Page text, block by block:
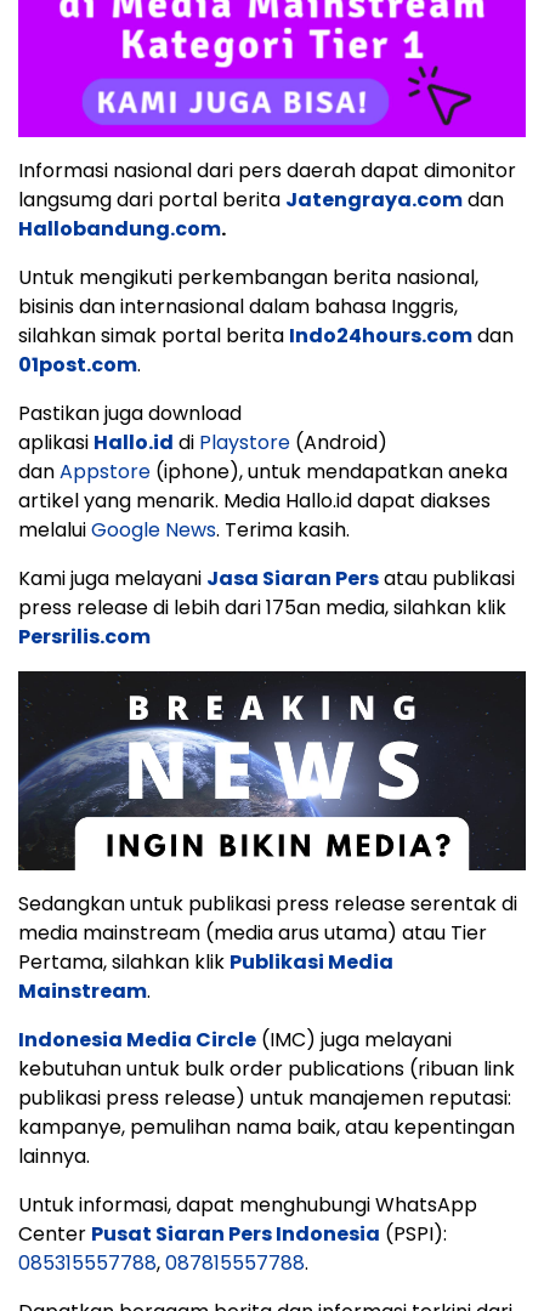
Informasi nasional dari pers daerah dapat dimonitor
langsumg dari portal berita Jatengraya.comdan
Hallobandung.com.
Untuk mengikuti perkembangan berita nasional,
bisinis dan internasional dalam bahasa Inggris,
silahkan simak portal berita Indo24hours.comdan
01post.com.
Pastikan juga download
aplikasi Hallo.id di Playstore (Android)
danAppstore (iphone), untuk mendapatkan aneka
artikel yang menarik. Media Hallo.id dapat diakses
melaluiGoogle News. Terima kasih.
Kami juga melayani Jasa Siaran Persatau publikasi
press release di lebih dari 175an media, silahkan klik
Persrilis.com
Sedangkan untuk publikasi press release serentak di
media mainstream (media arus utama) atau Tier
Pertama, silahkan klik Publikasi Media
Mainstream.
Indonesia Media Circle (IMC) juga melayani
kebutuhan untuk bulk order publications (ribuan link
publikasi press release) untuk manajemen reputasi:
kampanye, pemulihan nama baik, atau kepentingan
lainnya.
Untuk informasi, dapat menghubungi WhatsApp
Center Pusat Siaran Pers Indonesia (PSPI):
085315557788,087815557788.